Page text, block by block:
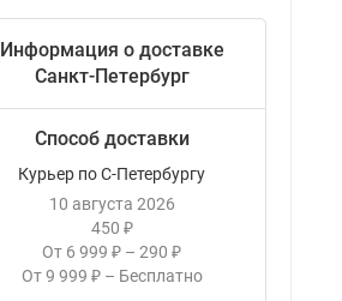
Информация о доставке
Санкт-Петербург
Способ доставки
Курьер по С-Петербургу
10 августа 2026
450 ₽
От 6 999 ₽ – 290 ₽
От 9 999 ₽ – Бесплатно